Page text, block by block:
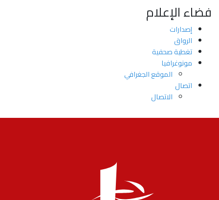
فضاء الإعلام
إصدارات
الرواق
تغطية صحفية
مونوغرافيا
اﻟﻤﻮﻗﻊ اﻟﺠﻐﺮاﻓﻲ
اتصال
الاتصال